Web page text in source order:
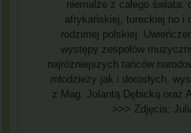
niemalże z całego świata:
afrykańskiej, tureckiej no i
rodzimej polskiej.
występy zespołów
najróżniejszych tańców
młodzieży jak i dorosłych,
z Mag. Jolantą Dębicką oraz
>>> Zdjęcia: